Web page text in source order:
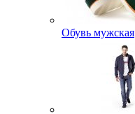
Обувь мужская